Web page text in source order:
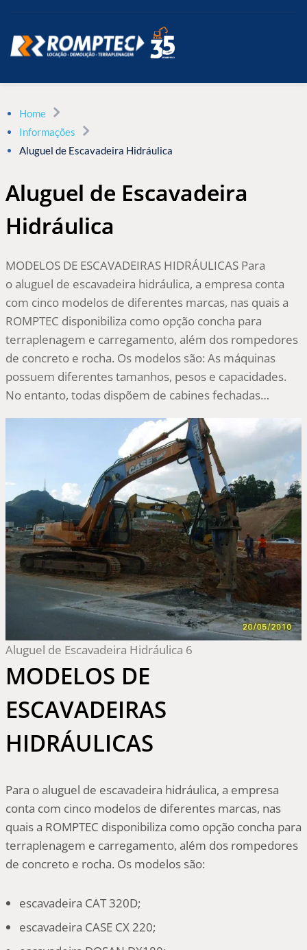
Home
Informações
Aluguel de Escavadeira Hidráulica
Aluguel de Escavadeira
Hidráulica
MODELOS DE ESCAVADEIRAS HIDRÁULICAS Para
o aluguel de escavadeira hidráulica, a empresa conta
com cinco modelos de diferentes marcas, nas quais a
ROMPTEC disponibiliza como opção concha para
terraplenagem e carregamento, além dos rompedores
de concreto e rocha. Os modelos são: As máquinas
possuem diferentes tamanhos, pesos e capacidades.
No entanto, todas dispõem de cabines fechadas…
Aluguel de Escavadeira Hidráulica 6
MODELOS DE
ESCAVADEIRAS
HIDRÁULICAS
Para o aluguel de escavadeira hidráulica, a empresa
conta com cinco modelos de diferentes marcas, nas
quais a ROMPTEC disponibiliza como opção concha para
terraplenagem e carregamento, além dos rompedores
de concreto e rocha. Os modelos são:
escavadeira CAT 320D;
escavadeira CASE CX 220;